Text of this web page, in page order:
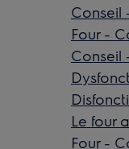
Conseil
Four -
Conseil
Le four
Four -